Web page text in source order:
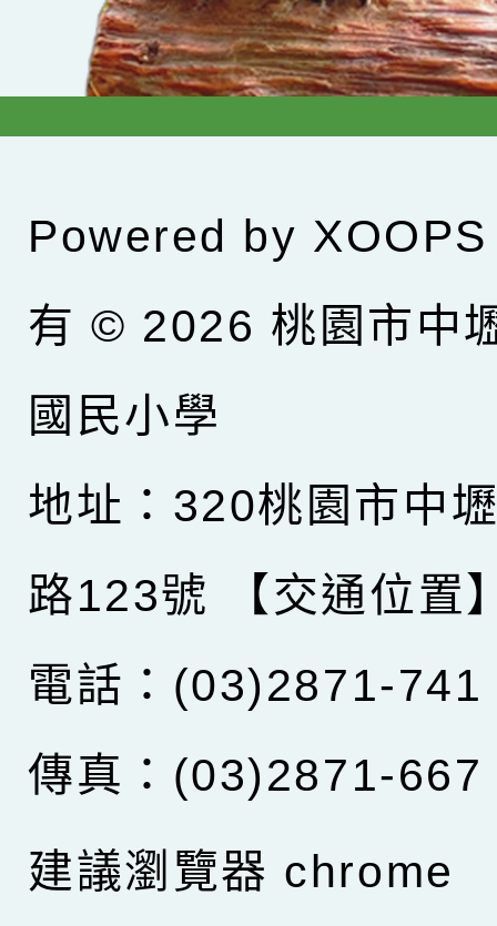
Powered by XOOPS
有 © 2026 桃園市中
國民小學
地址：320桃園市中
路123號
【交通位置
電話：(03)2871-741
傳真：(03)2871-667
建議瀏覽器 chrome